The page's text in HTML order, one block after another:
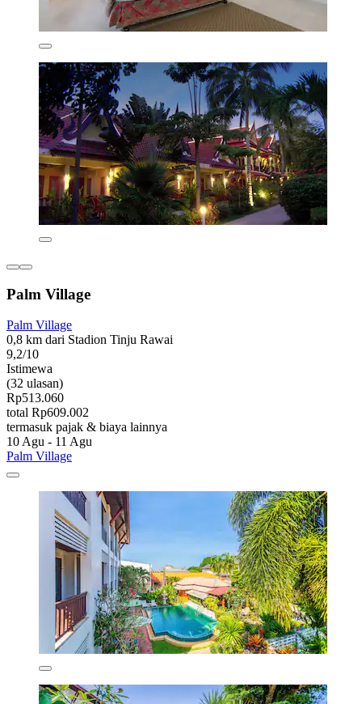
Palm Village
Palm Village
0,8 km dari Stadion Tinju Rawai
9,2/10
Istimewa
(32 ulasan)
Rp513.060
total Rp609.002
termasuk pajak & biaya lainnya
10 Agu - 11 Agu
Palm Village